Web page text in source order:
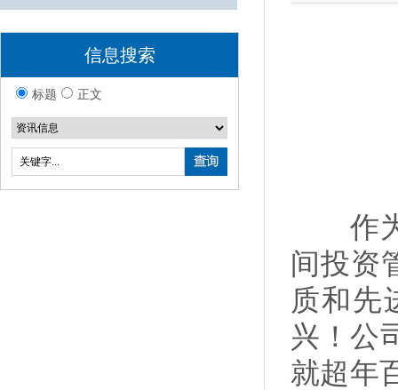
信息搜索
标题 正文
作为
间投资
质和先
兴！公
就超年